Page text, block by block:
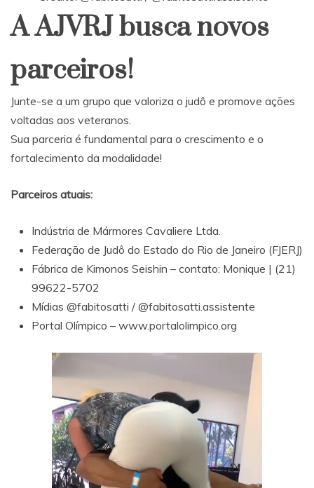
A AJVRJ busca novos
parceiros!
Junte-se a um grupo que valoriza o judô e promove ações
voltadas aos veteranos.
Sua parceria é fundamental para o crescimento e o
fortalecimento da modalidade!
Parceiros atuais:
Indústria de Mármores Cavaliere Ltda.
Federação de Judô do Estado do Rio de Janeiro (FJERJ)
Fábrica de Kimonos Seishin – contato: Monique | (21)
99622-5702
Mídias @fabitosatti / @fabitosatti.assistente
Portal Olímpico – www.portalolimpico.org